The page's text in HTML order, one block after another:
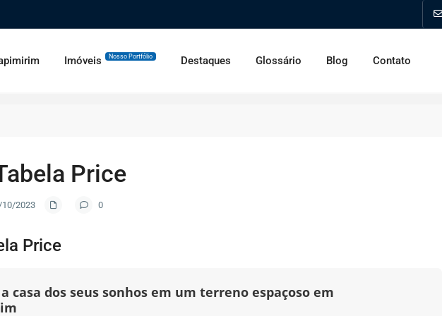
Imóveis Nosso Portfólio Destaques Glossário Blog Contato
Price
10/2023 0
Price
casa dos seus sonhos em um terreno espaçoso em